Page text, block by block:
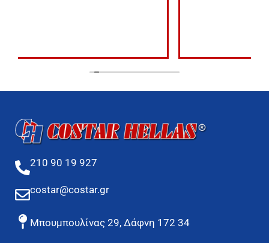
210 90 19 927
costar@costar.gr
Μπουμπουλίνας 29, Δάφνη 172 34